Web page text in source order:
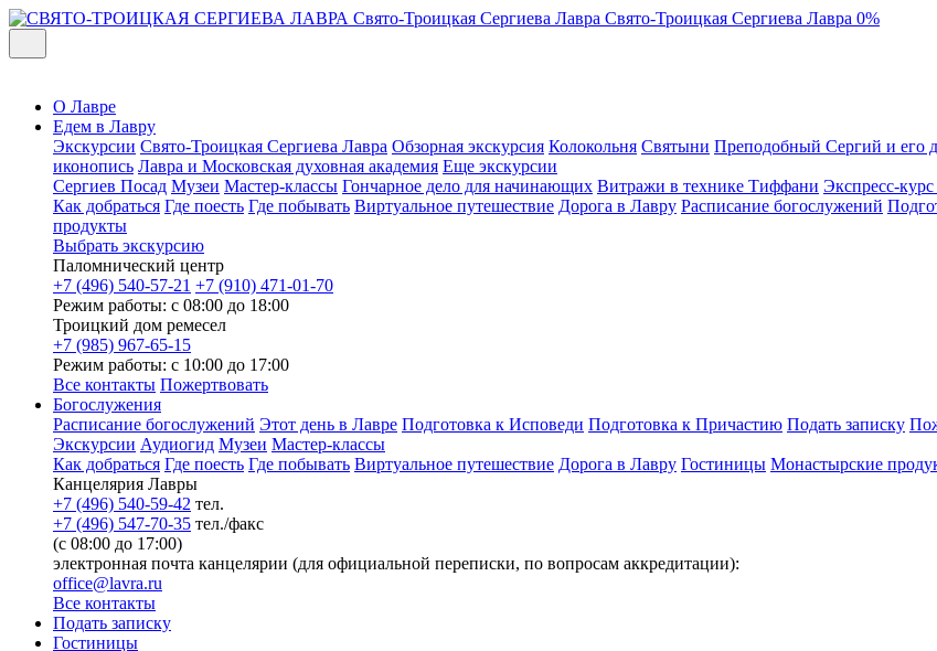
Свято-Троицкая Сергиева Лавра Свято-Троицкая Сергиева Лавра 0%
О Лавре
Едем в Лавру
Экскурсии Свято-Троицкая Сергиева Лавра Обзорная экскурсия Колокольня Святыни Преподобный Сергий и его
иконопись Лавра и Московская духовная академия Еще экскурсии
Сергиев Посад Музеи Мастер-классы Гончарное дело для начинающих Витражи в технике Тиффани Экспресс-
Как добраться Где поесть Где побывать Виртуальное путешествие Дорога в Лавру Расписание богослужений
продукты
Выбрать экскурсию
Паломнический центр
+7 (496) 540-57-21 +7 (910) 471-01-70
Режим работы: с 08:00 до 18:00
Троицкий дом ремесел
+7 (985) 967-65-15
Режим работы: с 10:00 до 17:00
Все контакты Пожертвовать
Богослужения
Расписание богослужений Этот день в Лавре Подготовка к Исповеди Подготовка к Причастию Подать записку
Экскурсии Аудиогид Музеи Мастер-классы
Как добраться Где поесть Где побывать Виртуальное путешествие Дорога в Лавру Гостиницы Монастырские
Канцелярия Лавры
+7 (496) 540-59-42 тел.
+7 (496) 547-70-35 тел./факс
(с 08:00 до 17:00)
электронная почта канцелярии (для официальной переписки, по вопросам аккредитации):
office@lavra.ru
Все контакты
Подать записку
Гостиницы